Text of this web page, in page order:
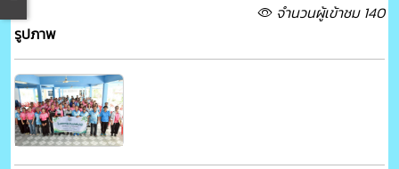
จำนวนผู้เข้าชม 140
รูปภาพ